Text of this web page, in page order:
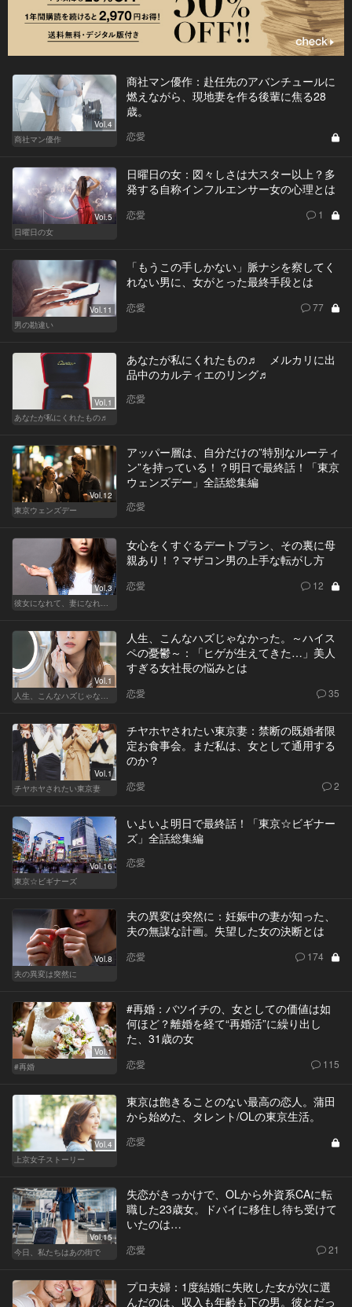
Vol.4
商社マン優作
商社マン優作：赴任先のアバンチュールに
燃えながら、現地妻を作る後輩に焦る28
歳。
恋愛
Vol.5
日曜日の女
日曜日の女：図々しさは大スター以上？多
発する自称インフルエンサー女の心理とは
恋愛 1
Vol.11
男の勘違い
「もうこの手しかない」脈ナシを察してく
れない男に、女がとった最終手段とは
恋愛 77
Vol.1
あなたが私にくれたもの♬
あなたが私にくれたもの♬ メルカリに出
品中のカルティエのリング♬
恋愛
Vol.12
東京ウェンズデー
アッパー層は、自分だけの”特別なルーティ
ン”を持っている！？明日で最終話！「東京
ウェンズデー」全話総集編
恋愛
Vol.3
彼女になれて、妻になれない
女心をくすぐるデートプラン、その裏に母
親あり！？マザコン男の上手な転がし方
恋愛 12
Vol.1
人生、こんなハズじゃなかった。～ハイス
ペの憂鬱～：「ヒゲが生えてきた…」美人
すぎる女社長の悩みとは
恋愛 35
Vol.1
チヤホヤされたい東京妻
チヤホヤされたい東京妻：禁断の既婚者限
定お食事会。まだ私は、女として通用する
のか？
恋愛 2
Vol.16
東京☆ビギナーズ
いよいよ明日で最終話！「東京☆ビギナー
ズ」全話総集編
恋愛
Vol.8
夫の異変は突然に
夫の異変は突然に：妊娠中の妻が知った、
夫の無謀な計画。失望した女の決断とは
恋愛 174
Vol.1
#再婚
#再婚：バツイチの、女としての価値は如
何ほど？離婚を経て“再婚活”に繰り出し
た、31歳の女
恋愛 115
Vol.4
上京女子ストーリー
東京は飽きることのない最高の恋人。蒲田
から始めた、タレント/OLの東京生活。
恋愛
Vol.15
今日、私たちはあの街で
失恋がきっかけで、OLから外資系CAに転
職した23歳女。ドバイに移住し待ち受けて
いたのは…
恋愛 21
プロ夫婦：1度結婚に失敗した女が次に選
んだのは、収入も年齢も下の男。彼とだっ